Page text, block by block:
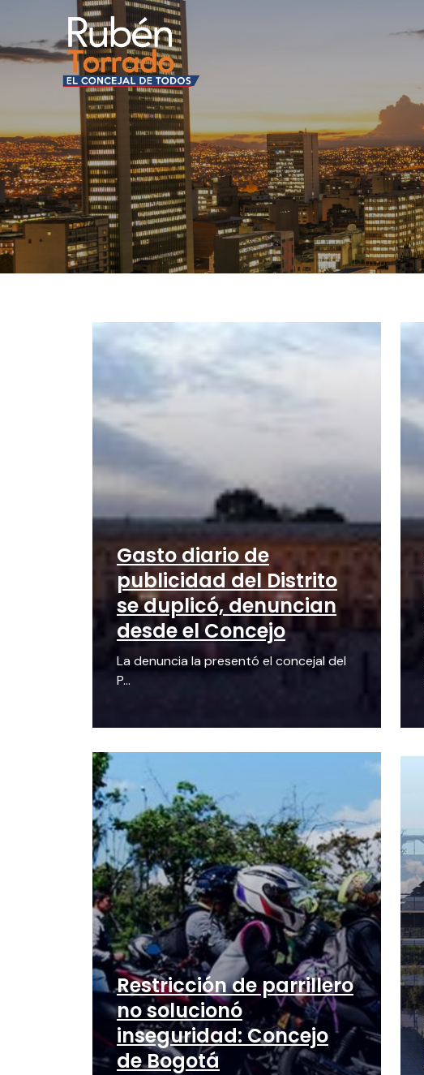
Gasto diario de
publicidad del Distrito
se duplicó, denuncian
desde el Concejo
La denuncia la presentó el concejal del
P...
Restricción de parrillero
no solucionó
inseguridad: Concejo
de Bogotá